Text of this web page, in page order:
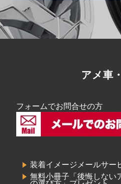
アメ車
フォームでお問合せの方
装着イメージメールサー
無料小冊子「後悔しない